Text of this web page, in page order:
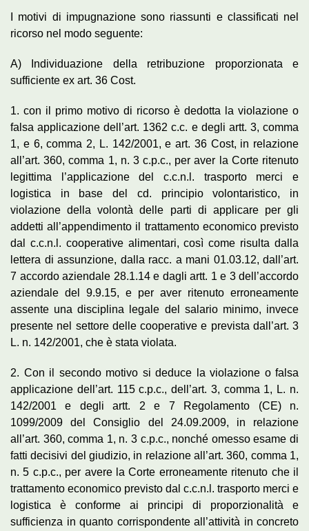
I motivi di impugnazione sono riassunti e classificati nel
ricorso nel modo seguente:
A) Individuazione della retribuzione proporzionata e
sufficiente ex art. 36 Cost.
1. con il primo motivo di ricorso è dedotta la violazione o
falsa applicazione dell’art. 1362 c.c. e degli artt. 3, comma
1, e 6, comma 2, L. 142/2001, e art. 36 Cost, in relazione
all’art. 360, comma 1, n. 3 c.p.c., per aver la Corte ritenuto
legittima l’applicazione del c.c.n.l. trasporto merci e
logistica in base del cd. principio volontaristico, in
violazione della volontà delle parti di applicare per gli
addetti all’appendimento il trattamento economico previsto
dal c.c.n.l. cooperative alimentari, così come risulta dalla
lettera di assunzione, dalla racc. a mani 01.03.12, dall’art.
7 accordo aziendale 28.1.14 e dagli artt. 1 e 3 dell’accordo
aziendale del 9.9.15, e per aver ritenuto erroneamente
assente una disciplina legale del salario minimo, invece
presente nel settore delle cooperative e prevista dall’art. 3
L. n. 142/2001, che è stata violata.
2. Con il secondo motivo si deduce la violazione o falsa
applicazione dell’art. 115 c.p.c., dell’art. 3, comma 1, L. n.
142/2001 e degli artt. 2 e 7 Regolamento (CE) n.
1099/2009 del Consiglio del 24.09.2009, in relazione
all’art. 360, comma 1, n. 3 c.p.c., nonché omesso esame di
fatti decisivi del giudizio, in relazione all’art. 360, comma 1,
n. 5 c.p.c., per avere la Corte erroneamente ritenuto che il
trattamento economico previsto dal c.c.n.l. trasporto merci e
logistica è conforme ai principi di proporzionalità e
sufficienza in quanto corrispondente all’attività in concreto